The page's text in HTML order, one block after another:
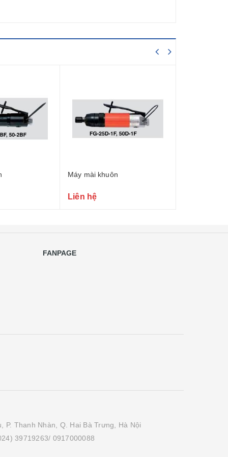
Máy mài khuôn
Liên hệ
FANPAGE
P. Thanh Nhàn, Q. Hai Bà Trưng, Hà Nội
39719263/ 0917000088